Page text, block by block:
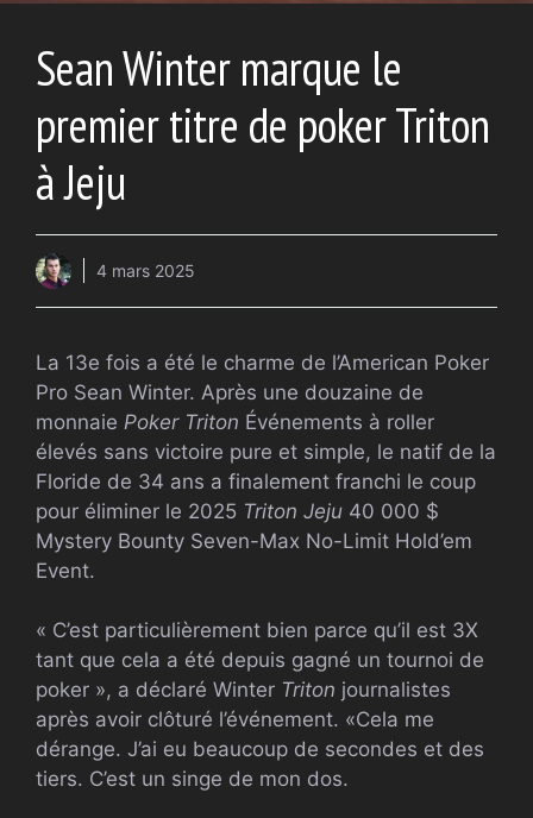
Sean Winter marque le
premier titre de poker Triton
à Jeju
4 mars 2025
La 13e fois a été le charme de l’American Poker
Pro Sean Winter. Après une douzaine de
monnaie Poker Triton Événements à roller
élevés sans victoire pure et simple, le natif de la
Floride de 34 ans a finalement franchi le coup
pour éliminer le 2025 Triton Jeju 40 000 $
Mystery Bounty Seven-Max No-Limit Hold’em
Event.
« C’est particulièrement bien parce qu’il est 3X
tant que cela a été depuis gagné un tournoi de
poker », a déclaré Winter Triton journalistes
après avoir clôturé l’événement. «Cela me
dérange. J’ai eu beaucoup de secondes et des
tiers. C’est un singe de mon dos.